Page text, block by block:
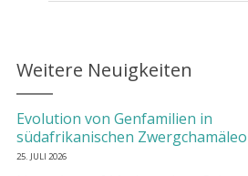
Weitere Neuigkeiten
Evolution von Genfamilien in
südafrikanischen
25. JULI 2026